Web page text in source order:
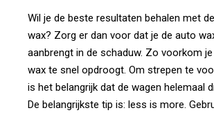
Wil je de beste resultaten behalen met
wax? Zorg er dan voor dat je de auto
aanbrengt in de schaduw. Zo voorkom
wax te snel opdroogt. Om strepen te
is het belangrijk dat de wagen helemaal
De belangrijkste tip is: less is more.